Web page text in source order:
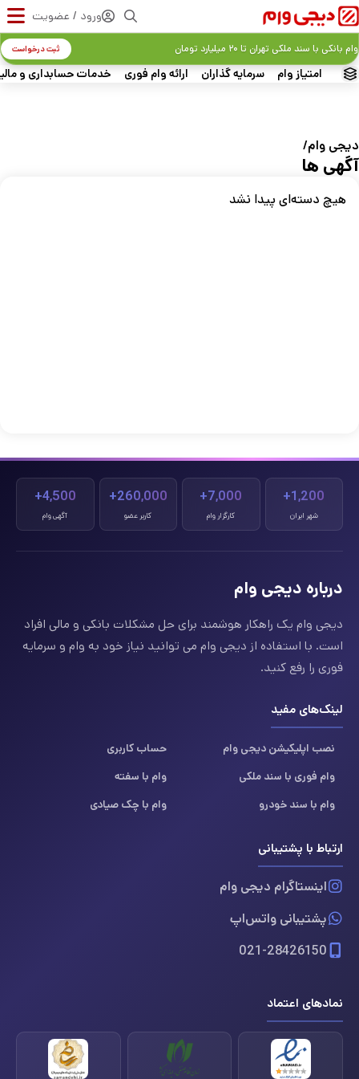
ورود / عضویت
امتیاز وام سرمایه گذاران ارائه وام فوری خدمات حسابداری و
وام بانکی با سند ملکی تهران تا ۲۰ میلیارد تومان ثبت درخواست
دیجی‌ وام
آگهی ها
هیچ دسته‌ای پیدا نشد
1,200+
شهر ایران
7,000+
کارگزار وام
260,000+
کاربر عضو
4,500+
آگهی وام
درباره دیجی وام
دیجی وام یک راهکار هوشمند برای حل مشکلات بانکی و مالی افراد
است. با استفاده از دیجی وام می توانید نیاز خود به وام و سرمایه
فوری را رفع کنید.
لینک‌های مفید
نصب اپلیکیشن دیجی وام
حساب کاربری
وام فوری با سند ملکی
وام با سفته
وام با سند خودرو
وام با چک صیادی
ارتباط با پشتیبانی
اینستاگرام دیجی وام
پشتیبانی واتس‌اپ
021-28426150
نمادهای اعتماد